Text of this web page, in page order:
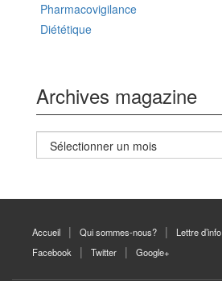
Pharmacovigilance
Diététique
Archives magazine
Archives
magazine
Accueil Qui sommes-nous? Lettre d’info
Facebook
Twitter Google+